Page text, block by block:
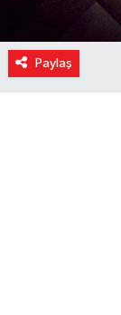
Paylaş